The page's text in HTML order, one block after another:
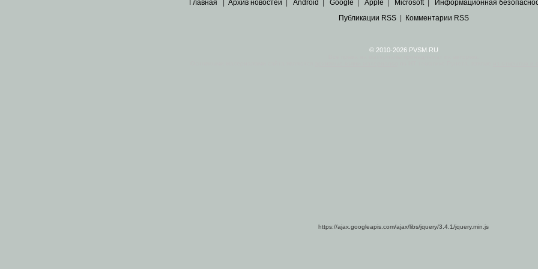
Главная Архив новостей Android Google Apple Microsoft| Информационная
Публикации RSS| Комментарии RSS
© 2010-2026 PVSM.RU
https://ajax.googleapis.com/ajax/libs/jquery/3.4.1/jquery.min.js